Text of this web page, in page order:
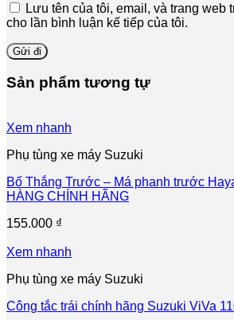
Lưu tên của tôi, email, và trang web
cho lần bình luận kế tiếp của tôi.
Sản phẩm tương tự
Xem nhanh
Phụ tùng xe máy Suzuki
Bố Thắng Trước – Má phanh trước
HÀNG CHÍNH HÃNG
155.000 ₫
Xem nhanh
Phụ tùng xe máy Suzuki
Công tắc trái chính hãng Suzuki ViVa